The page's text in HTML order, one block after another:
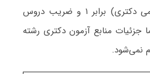
عمومی (شامل زبان عمومی دکتری) برابر ۱ و ضریب دروس
۵ است. اما جزئیات منابع آزمون دکتری رشته
نمی‌شود.